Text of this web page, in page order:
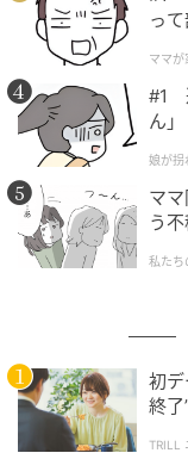
東京圏の上昇幅
ワマンの販売価格
ていることがあり
一方、2025年の
を記録した2024
観光を体験した海
するケースが増え
ンスの増加が見
また、相続税改正
が難しくなるため
っ
ママが
#1
ん」
娘が拐
マ
う
私たち
初
終
TRILL